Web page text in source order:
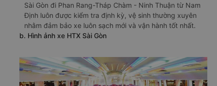
Sài Gòn đi Phan Rang-Tháp Chàm - Ninh Thuận từ Nam
Định luôn được kiểm tra định kỳ, vệ sinh thường xuyên
nhằm đảm bảo xe luôn sạch mới và vận hành tốt nhất.
b. Hình ảnh xe HTX Sài Gòn